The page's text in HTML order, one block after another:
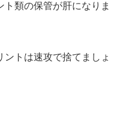
類の保管が肝になりま
トは速攻で捨てましょ